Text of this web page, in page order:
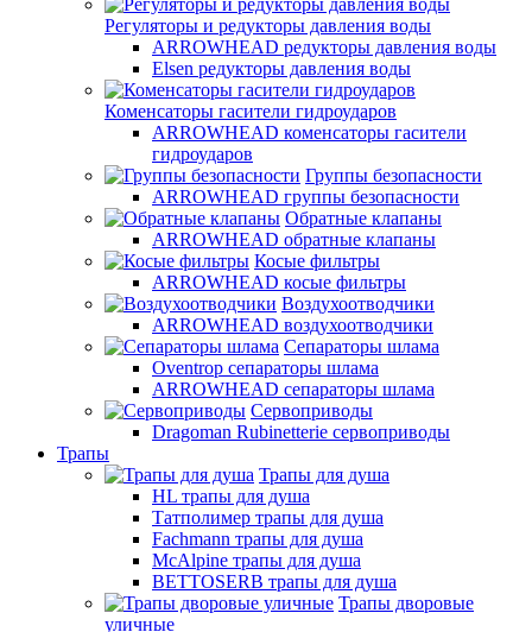
Регуляторы и редукторы давления воды
ARROWHEAD редукторы давления воды
Elsen редукторы давления воды
Коменсаторы гасители гидроударов
ARROWHEAD коменсаторы гасители
гидроударов
Группы безопасности
ARROWHEAD группы безопасности
Обратные клапаны
ARROWHEAD обратные клапаны
Косые фильтры
ARROWHEAD косые фильтры
Воздухоотводчики
ARROWHEAD воздухоотводчики
Сепараторы шлама
Oventrop cепараторы шлама
ARROWHEAD сепараторы шлама
Сервоприводы
Dragoman Rubinetterie сервоприводы
Трапы
Трапы для душа
HL трапы для душа
Татполимер трапы для душа
Fachmann трапы для душа
McAlpine трапы для душа
BETTOSERB трапы для душа
Трапы дворовые
уличные